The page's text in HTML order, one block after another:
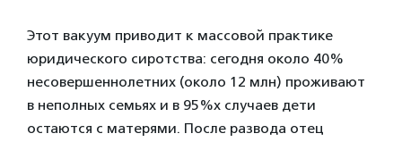
Этот вакуум приводит к массовой практике
юридического сиротства: сегодня около 40%
несовершеннолетних (около 12 млн) проживают
в неполных семьях и в 95%х случаев дети
остаются с матерями. После развода отец